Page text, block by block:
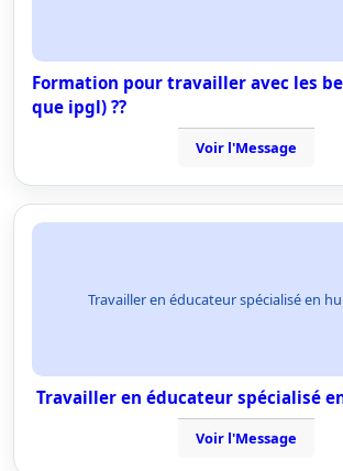
Formation pour travailler avec les
que ipgl) ??
Voir l'Message
Travailler en éducateur spécialisé en
Travailler en éducateur spécialisé
Voir l'Message